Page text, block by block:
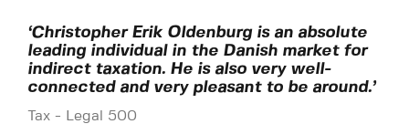
‘Christopher Erik Oldenburg is an absolute
leading individual in the Danish market for
indirect taxation. He is also very well-
connected and very pleasant to be around.’
Tax - Legal 500